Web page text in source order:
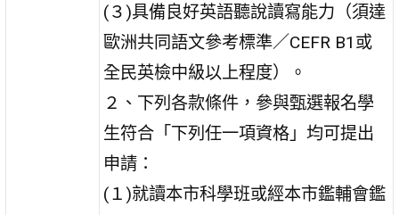
(３)具備良好英語聽說讀寫能力（須達
歐洲共同語文參考標準／CEFR B1或
全民英檢中級以上程度）。
２、下列各款條件，參與甄選報名學
生符合「下列任一項資格」均可提出
申請：
(１)就讀本市科學班或經本市鑑輔會鑑